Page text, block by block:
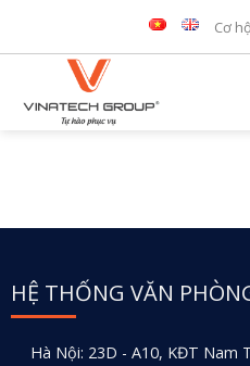
Cơ
HỆ THỐNG VĂN
Hà Nội: 23D - A10, KĐT Nam